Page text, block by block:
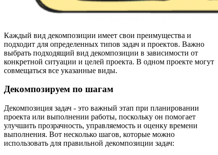
Каждый вид декомпозиции имеет свои преимущества и
подходит для определенных типов задач и проектов. Важно
выбрать подходящий вид декомпозиции в зависимости от
конкретной ситуации и целей проекта. В одном проекте могут
совмещаться все указанные виды.
Декомпозируем по шагам
Декомпозиция задач - это важный этап при планировании
проекта или выполнении работы, поскольку он помогает
улучшить прозрачность, управляемость и оценку времени
выполнения. Вот несколько шагов, которые можно
использовать для правильной декомпозиции задач: